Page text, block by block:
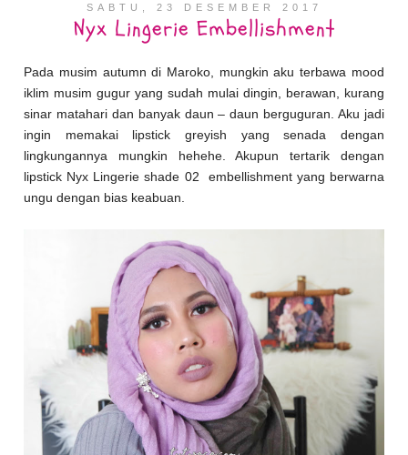
SABTU, 23 DESEMBER 2017
Nyx Lingerie Embellishment
Pada musim autumn di Maroko, mungkin aku terbawa mood
iklim musim gugur yang sudah mulai dingin, berawan, kurang
sinar matahari dan banyak daun – daun berguguran. Aku jadi
ingin memakai lipstick greyish yang senada dengan
lingkungannya mungkin hehehe. Akupun tertarik dengan
lipstick Nyx Lingerie shade 02 embellishment yang berwarna
ungu dengan bias keabuan.